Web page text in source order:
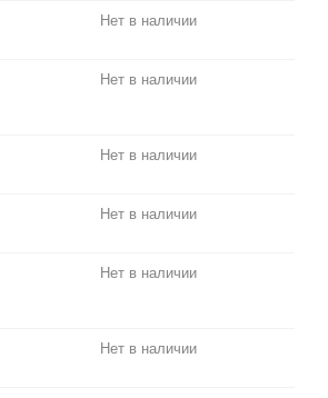
Нет в наличии
Нет в наличии
Нет в наличии
Нет в наличии
Нет в наличии
Нет в наличии